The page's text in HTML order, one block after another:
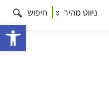
ניווט מהיר חיפוש